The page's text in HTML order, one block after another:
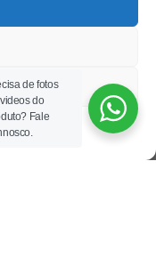
de fotos
do
Fale